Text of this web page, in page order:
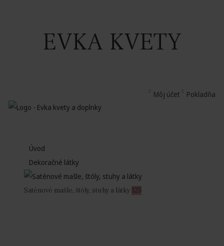
EVKA KVETY
Môj účet Pokladňa
Úvod
Dekoračné látky
Saténové mašle, štóly, stuhy a látky 125